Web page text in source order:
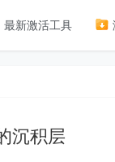
最新激活工具
沉积层